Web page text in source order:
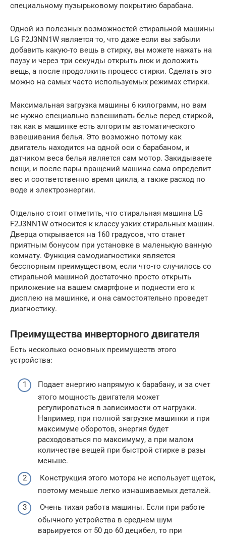
специальному пузырьковому покрытию барабана.
Одной из полезных возможностей стиральной машины
LG F2J3NN1W является то, что даже если вы забыли
добавить какую-то вещь в стирку, вы можете нажать на
паузу и через три секунды открыть люк и доложить
вещь, а после продолжить процесс стирки. Сделать это
можно на самых часто используемых режимах стирки.
Максимальная загрузка машины 6 килограмм, но вам
не нужно специально взвешивать белье перед стиркой,
так как в машинке есть алгоритм автоматического
взвешивания белья. Это возможно потому как
двигатель находится на одной оси с барабаном, и
датчиком веса белья является сам мотор. Закидываете
вещи, и после пары вращений машина сама определит
вес и соответственно время цикла, а также расход по
воде и электроэнергии.
Отдельно стоит отметить, что стиральная машина LG
F2J3NN1W относится к классу узких стиральных машин.
Дверца открывается на 160 градусов, что станет
приятным бонусом при установке в маленькую ванную
комнату. Функция самодиагностики является
бесспорным преимуществом, если что-то случилось со
стиральной машиной достаточно просто открыть
приложение на вашем смартфоне и поднести его к
дисплею на машинке, и она самостоятельно проведет
диагностику.
Преимущества инверторного двигателя
Есть несколько основных преимуществ этого
устройства:
Подает энергию напрямую к барабану, и за счет
этого мощность двигателя может
регулироваться в зависимости от нагрузки.
Например, при полной загрузке машинки и при
максимуме оборотов, энергия будет
расходоваться по максимуму, а при малом
количестве вещей при быстрой стирке в разы
меньше.
Конструкция этого мотора не использует щеток,
поэтому меньше легко изнашиваемых деталей.
Очень тихая работа машины. Если при работе
обычного устройства в среднем шум
варьируется от 50 до 60 децибел, то при